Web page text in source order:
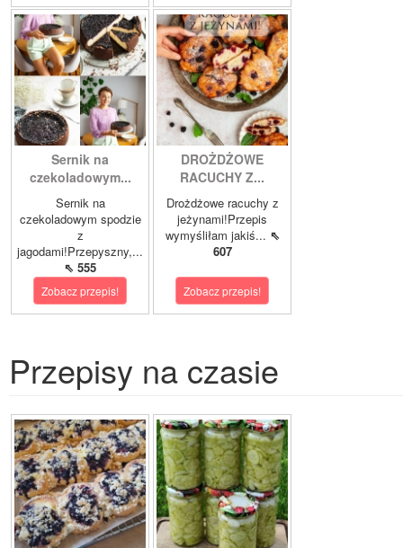
Sernik na
czekoladowym...
Sernik na
czekoladowym spodzie
z
jagodami!Przepyszny,...
⇖ 555
Zobacz przepis!
DROŻDŻOWE
RACUCHY Z...
Drożdżowe racuchy z
jeżynami!Przepis
wymyśliłam jakiś... ⇖
607
Zobacz przepis!
Przepisy na czasie